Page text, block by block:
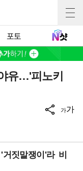
포토
유…'피노키
가가
짓말쟁이'라 비